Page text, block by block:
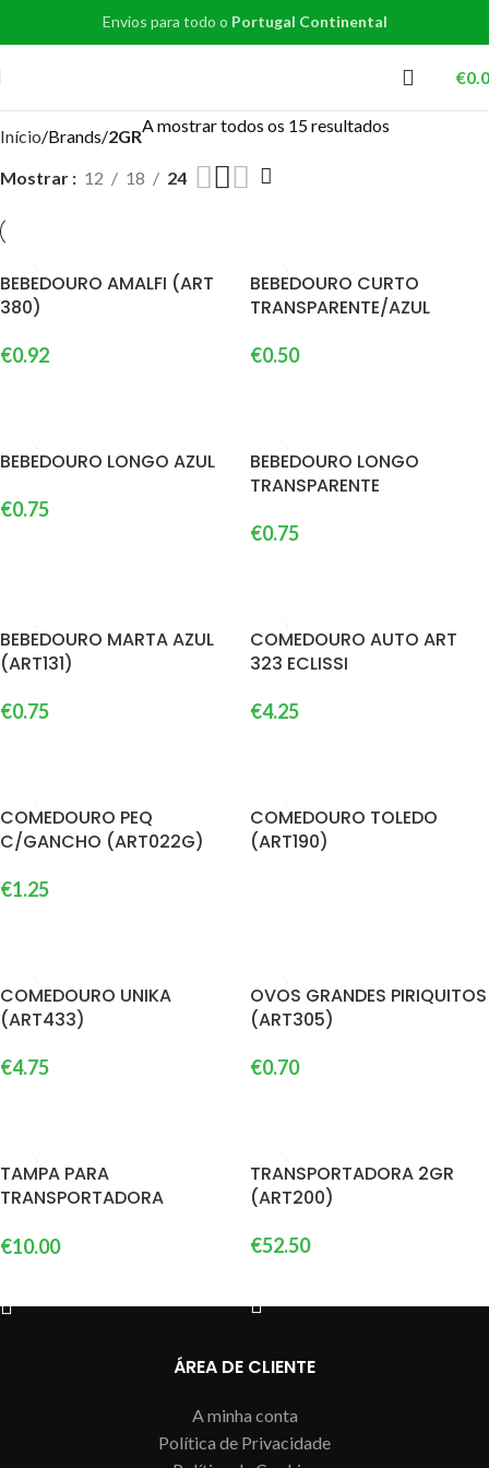
Envios para todo o Portugal Continental
€
Início Brands 2GR
A mostrar todos os 15 resultados
Mostrar 12 18 24
BEBEDOURO AMALFI (ART
380)
€0.92
BEBEDOURO CURTO
TRANSPARENTE/AZUL
€0.50
BEBEDOURO LONGO AZUL
€0.75
BEBEDOURO LONGO
TRANSPARENTE
€0.75
BEBEDOURO MARTA AZUL
(ART131)
€0.75
COMEDOURO AUTO ART
323 ECLISSI
€4.25
COMEDOURO PEQ
C/GANCHO (ART022G)
€1.25
COMEDOURO TOLEDO
(ART190)
COMEDOURO UNIKA
(ART433)
€4.75
OVOS GRANDES PIRIQUITOS
(ART305)
€0.70
TAMPA PARA
TRANSPORTADORA
€10.00
TRANSPORTADORA 2GR
(ART200)
€52.50
ÁREA DE CLIENTE
A minha conta
Política de Privacidade